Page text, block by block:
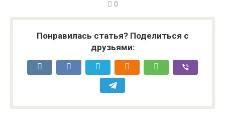
0
Понравилась статья? Поделиться с
друзьями: